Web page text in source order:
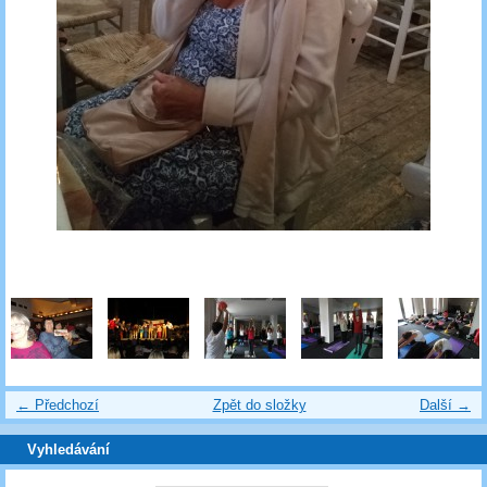
← Předchozí Další →
Zpět do složky
Vyhledávání